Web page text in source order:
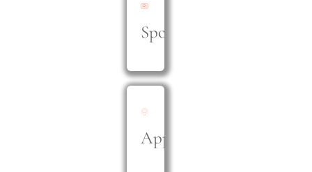
Spotify
Apple